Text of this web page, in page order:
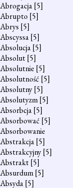
Abrogacja[5]
Abrupto [5]
Abrys [5]
Abscyssa[5]
Absolucja[5]
Absolut[5]
Absolutnie [5]
Absolutność [5]
Absolutny[5]
Absolutyzm[5]
Absorbcja[5]
Absorbować [5]
Absorbowanie
Abstrakcja[5]
Abstrakcyjny[5]
Abstrakt[5]
Absurdum[5]
Absyda[5]